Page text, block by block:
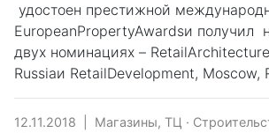
удостоен престижной
EuropeanPropertyAwardsи получил
двух номинациях –
Russiaи RetailDevelopment, Moscow,
12.11.2018 Магазины, ТЦ ·